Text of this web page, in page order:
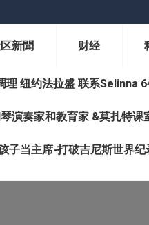
新聞 财经
理 纽约法拉盛 联系
演奏家和教育家 &莫扎特
子当主席-打破吉尼斯世界